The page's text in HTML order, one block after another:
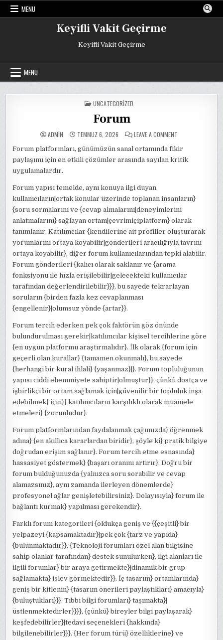
Skip
MENU
Keyifli Vakit Geçirme
Keyifli Vakit Geçirme
MENU
POSTED
IN
UNCATEGORIZED
Forum
ADMIN TEMMUZ 6, 2026 LEAVE A COMMENT
Forum platformları, günümüzün sanal ortamında fikir
paylaşımı için en etkili çözümler arasında sayılan kritik
uygulamalardır.
Forum yapısı temelde, aynı konuya ilgi duyan
kullanıcıların|ortak konular üzerinde toplanan insanların}
{soru sormalarını ve {cevap almalarını|deneyimlerini
anlatmalarını} sağlayan ortam|çevrimiçiplatform} olarak
tanımlanır. Katılımcılar {kendilerine ait profiller oluşturarak
yorumlarını ortaya koyabilir|gönderileri aracılığıyla tavrını
ortaya koyabilir}, diğer forum kullanıcılarından tepki alabilir.
Forum gönderileri {kalıcı olarak saklanır ve {arama
fonksiyonu ile hızla erişilebilir|gelecekteki kullanıcılar
tarafından değerlendirilebilir}}}, bu sayede tekrarlayan
soruların {birden fazla kez cevaplanması
{engellenir}|olumsuz yönde {artar}}.
Forum tercih ederken pek çok faktörün göz önünde
bulundurulması gerekir|katılımcılar kişisel tercihlerine göre
{en uygun platformu araştırmalıdır}. İlk olarak {forum için
geçerli olan kurallar} {tamamen okunmalı}, bu sayede
{herhangi bir kural ihlali} {yaşanmaz}|}. Forum topluluğunun
yapısı ciddi ehemmiyete sahiptir|olmuştur}}, çünkü dostça ve
işbirlikçi bir ortam sağlamak için|güvenilir bir topluluk inşa
edebilmek} için}} katılımcıların karşılıklı olarak muamele
etmeleri} {zorunludur}.
Forum platformlarından faydalanmak çağımızda} öğrenmek
adına} {en akıllıca kararlardan biridir}, şöyle ki} pratik bilgiye
doğrudan erişim sağlanır}. Forum tercih etme esnasında}
hassasiyet göstermek} {başarı oranını artırır}. Doğru bir
forum bulduğunuzda {yalnızca soru sorabilir ve cevap
alamazsınız}, aynı zamanda ilerleyen dönemlerde}
profesyonel ağlar genişletebilirsiniz}. Dolayısıyla} forum ile
bağlantı kurmak} yapılması gerekendir}.
Farklı forum kategorileri {oldukça geniş ve {{çeşitli} bir
yelpazeyi {kapsamaktadır}|pek çok {tarz ve yapıda}
{bulunmaktadır}}. {Teknoloji forumları özel alan bilgisine
sahip olanlar tarafından} destek sunulurken}, ilgi alanları ile
ilgili forumlar} bir araya getirmekte}|dinamik bir grup
sağlamakta} işlev görmektedir}}. İç tasarım} ortamlarında}
geniş bir kitlenin} {tasarım önerileri paylaştıkları} amacıyla}
{buluştukları}}}. Tıbbi bilgi forumları} taşımakta}|
üstlenmektedirler}}}}, {çünkü} bireyler bilgi paylaşarak}
keşfedebilirler}|tedavi seçenekleri {hakkında}
bilgilenebilirler}}}. {Her forum türü} özelliklerine} ve